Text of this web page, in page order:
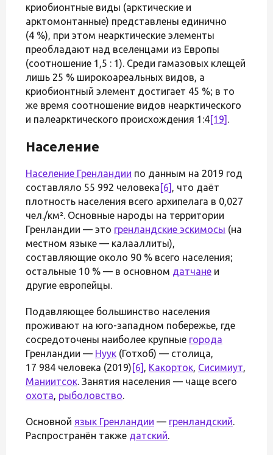
криобионтные виды (арктические и
арктомонтанные) представлены единично
(4 %), при этом неарктические элементы
преобладают над вселенцами из Европы
(соотношение 1,5 : 1). Среди гамазовых клещей
лишь 25 % широкоареальных видов, а
криобионтный элемент достигает 45 %; в то
же время соотношение видов неарктического
и палеарктического происхождения 1:4[19] .
Население
Население Гренландии по данным на 2019 год
составляло 55 992 человека [6] , что даёт
плотность населения всего архипелага в 0,027
чел./км². Основные народы на территории
Гренландии — это гренландские эскимосы (на
местном языке — калааллиты),
составляющие около 90 % всего населения;
остальные 10 % — в основном датчане и
другие европейцы.
Подавляющее большинство населения
проживают на юго-западном побережье, где
сосредоточены наиболее крупные города
Гренландии — Нуук (Готхоб) — столица,
17 984 человека (2019) [6] , Какорток, Сисимиут,
Маниитсок. Занятия населения — чаще всего
охота, рыболовство.
Основной язык Гренландии — гренландский.
Распространён также датский.